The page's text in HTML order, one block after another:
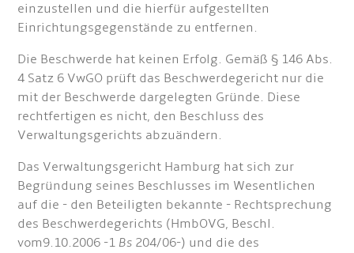
einzustellen und die hierfür aufgestellten
Einrichtungsgegenstände zu entfernen.
Die Beschwerde hat keinen Erfolg. Gemäß § 146 Abs.
4 Satz 6 VwGO prüft das Beschwerdegericht nur die
mit der Beschwerde dargelegten Gründe. Diese
rechtfertigen es nicht, den Beschluss des
Verwaltungsgerichts abzuändern.
Das Verwaltungsgericht Hamburg hat sich zur
Begründung seines Beschlusses im Wesentlichen
auf die - den Beteiligten bekannte - Rechtsprechung
des Beschwerdegerichts (HmbOVG, Beschl.
vom9.10.2006 -1 Bs 204/06-) und die des